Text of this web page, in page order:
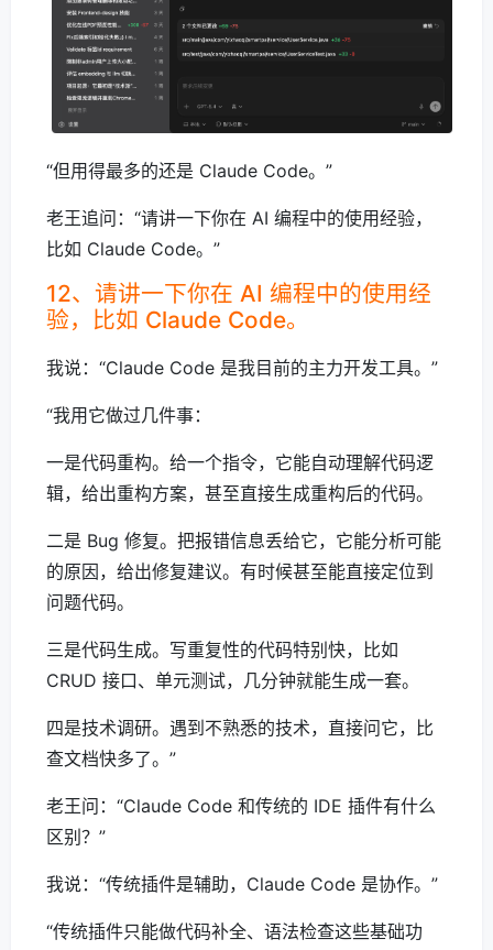
“但用得最多的还是 Claude Code。”
老王追问：“请讲一下你在 AI 编程中的使用经验，
比如 Claude Code。”
12、请讲一下你在 AI 编程中的使用经
验，比如 Claude Code。
我说：“Claude Code 是我目前的主力开发工具。”
“我用它做过几件事：
一是代码重构。给一个指令，它能自动理解代码逻
辑，给出重构方案，甚至直接生成重构后的代码。
二是 Bug 修复。把报错信息丢给它，它能分析可能
的原因，给出修复建议。有时候甚至能直接定位到
问题代码。
三是代码生成。写重复性的代码特别快，比如
CRUD 接口、单元测试，几分钟就能生成一套。
四是技术调研。遇到不熟悉的技术，直接问它，比
查文档快多了。”
老王问：“Claude Code 和传统的 IDE 插件有什么
区别？”
我说：“传统插件是辅助，Claude Code 是协作。”
“传统插件只能做代码补全、语法检查这些基础功